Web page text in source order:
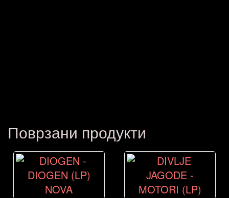
Поврзани продукти